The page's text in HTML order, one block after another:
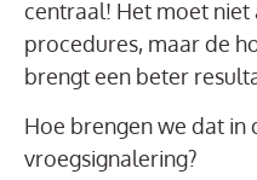
centraal! Het moet niet
procedures, maar de
brengt een beter
Hoe brengen we dat in
vroegsignalering?